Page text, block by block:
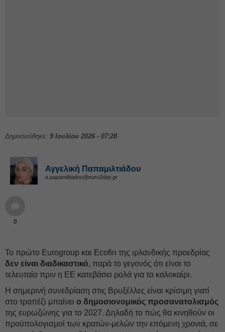
Δημοσιεύθηκε: 9 Ιουλίου 2026 - 07:28
Αγγελική Παπαμιλτιάδου
a.papamiltiadou@euro2day.gr
0
Το πρώτο Eurogroup και Ecofin της ιρλανδικής προεδρίας
δεν είναι διαδικαστικό, παρά το γεγονός ότι είναι το
τελευταίο πριν η ΕΕ κατεβάσει ρολά για το καλοκαίρι.
Η σημερινή συνεδρίαση στις Βρυξέλλες είναι κρίσιμη γιατί
στο τραπέζι μπαίνει ο δημοσιονομικός προσανατολισμός
της ευρωζώνης για το 2027. Δηλαδή το πώς θα κινηθούν οι
προϋπολογισμοί των κρατών-μελών την επόμενη χρονιά, σε